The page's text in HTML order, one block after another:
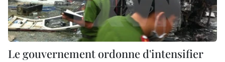
Le gouvernement ordonne d'intensifier